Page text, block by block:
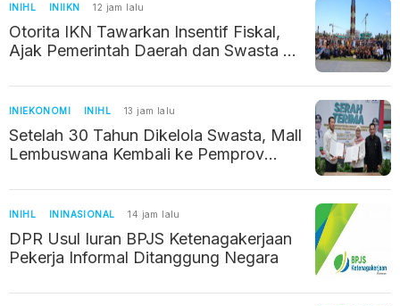
INIHL INIIKN 12 jam lalu
Otorita IKN Tawarkan Insentif Fiskal,
Ajak Pemerintah Daerah dan Swasta di
INIEKONOMI INIHL 13 jam lalu
Setelah 30 Tahun Dikelola Swasta, Mall
Lembuswana Kembali ke Pemprov
INIHL ININASIONAL 14 jam lalu
DPR Usul Iuran BPJS Ketenagakerjaan
Pekerja Informal Ditanggung Negara